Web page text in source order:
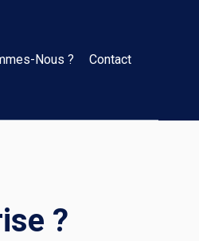
Nous ? Contact
?